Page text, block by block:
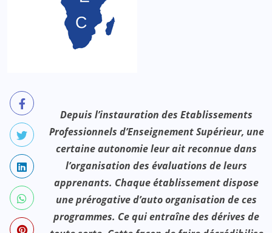
Depuis l’instauration des Etablissements
Professionnels d’Enseignement Supérieur, une
certaine autonomie leur ait reconnue dans
l’organisation des évaluations de leurs
apprenants. Chaque établissement dispose
une prérogative d’auto organisation de ces
programmes. Ce qui entraîne des dérives de